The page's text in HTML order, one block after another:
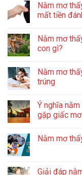
Nằm mơ
mất tiền
Nằm mơ
con gì?
Nằm mơ
trúng
Ý nghĩa
gặp giấc mơ
Nằm mơ
Giải đáp